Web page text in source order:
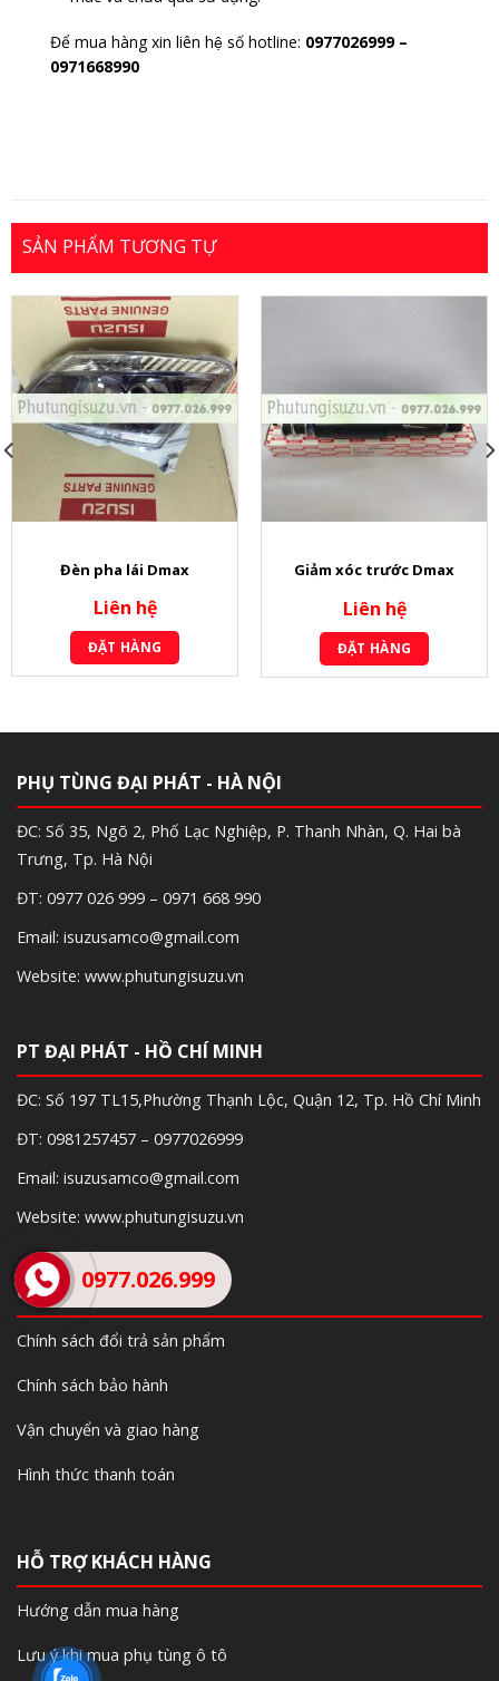
Để mua hàng xin liên hệ số hotline: 0977026999–
0971668990
SẢN PHẨM TƯƠNG TỰ
Đèn pha lái Dmax
Liên hệ
ĐẶT HÀNG
Giảm xóc trước Dmax
Liên hệ
ĐẶT HÀNG
PHỤ TÙNG ĐẠI PHÁT - HÀ NỘI
ĐC: Số 35, Ngõ 2, Phố Lạc Nghiệp, P. Thanh Nhàn, Q. Hai bà
Trưng, Tp. Hà Nội
ĐT: 0977 026 999 – 0971 668 990
Email: isuzusamco@gmail.com
Website: www.phutungisuzu.vn
PT ĐẠI PHÁT - HỒ CHÍ MINH
ĐC: Số 197 TL15,Phường Thạnh Lộc, Quận 12, Tp. Hồ Chí Minh
ĐT: 0981257457 – 0977026999
Email: isuzusamco@gmail.com
Website: www.phutungisuzu.vn
CHÍNH SÁCH CÔNG TY
Chính sách đổi trả sản phẩm
Chính sách bảo hành
Vận chuyển và giao hàng
Hình thức thanh toán
HỖ TRỢ KHÁCH HÀNG
Hướng dẫn mua hàng
Lưu ý khi mua phụ tùng ô tô
0977.026.999